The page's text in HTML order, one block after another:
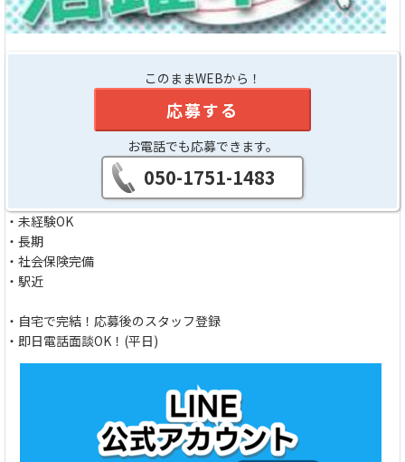
このままWEBから！
応募する
お電話でも応募できます。
050-1751-1483
・未経験OK
・長期
・社会保険完備
・駅近
・自宅で完結！応募後のスタッフ登録
・即日電話面談OK！(平日)